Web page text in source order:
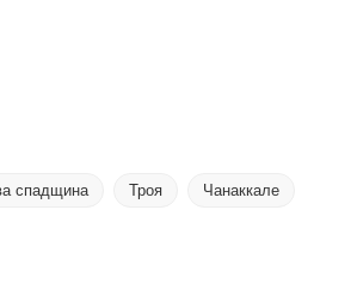
спадщина Троя Чанаккале